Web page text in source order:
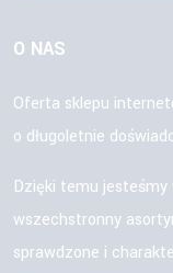
O NAS
Oferta sklepu
o długoletnie
Dzięki temu
wszechstronny
sprawdzone i